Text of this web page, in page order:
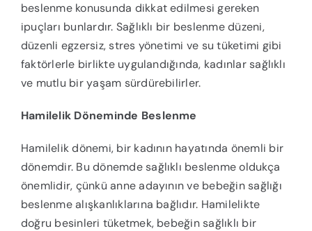
beslenme konusunda dikkat edilmesi gereken
ipuçları bunlardır. Sağlıklı bir beslenme düzeni,
düzenli egzersiz, stres yönetimi ve su tüketimi gibi
faktörlerle birlikte uygulandığında, kadınlar sağlıklı
ve mutlu bir yaşam sürdürebilirler.
Hamilelik Döneminde Beslenme
Hamilelik dönemi, bir kadının hayatında önemli bir
dönemdir. Bu dönemde sağlıklı beslenme oldukça
önemlidir, çünkü anne adayının ve bebeğin sağlığı
beslenme alışkanlıklarına bağlıdır. Hamilelikte
doğru besinleri tüketmek, bebeğin sağlıklı bir